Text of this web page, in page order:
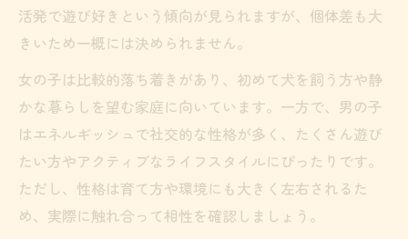
活発で遊び好きという傾向が見られますが、個体差も大
きいため一概には決められません。
女の子は比較的落ち着きがあり、初めて犬を飼う方や静
かな暮らしを望む家庭に向いています。一方で、男の子
はエネルギッシュで社交的な性格が多く、たくさん遊び
たい方やアクティブなライフスタイルにぴったりです。
ただし、性格は育て方や環境にも大きく左右されるた
め、実際に触れ合って相性を確認しましょう。